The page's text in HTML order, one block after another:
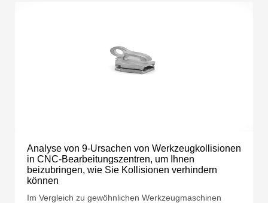
Analyse von 9-Ursachen von Werkzeugkollisionen
in CNC-Bearbeitungszentren, um Ihnen
beizubringen, wie Sie Kollisionen verhindern
können
Im Vergleich zu gewöhnlichen Werkzeugmaschinen